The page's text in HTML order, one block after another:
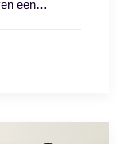
een…